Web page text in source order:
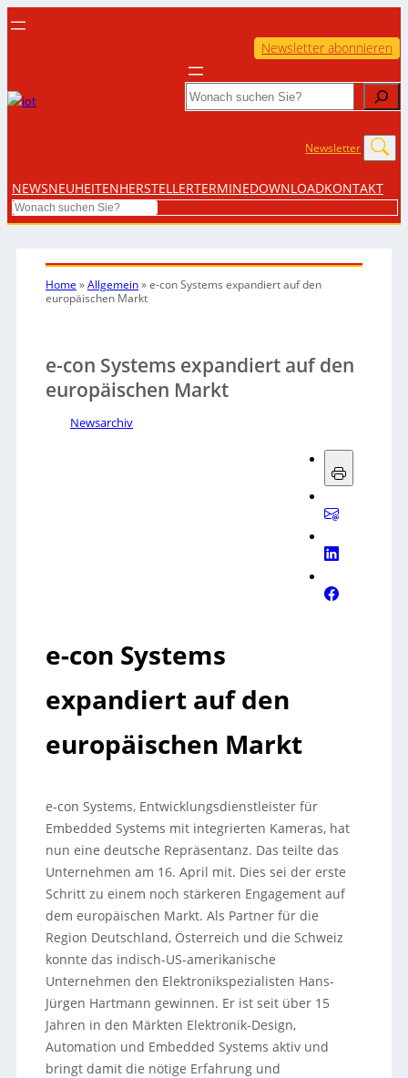
Newsletter abonnieren
Search
Newsletter
NEWSNEUHEITENHERSTELLERTERMINEDOWNLOADKONTAKT
Search
Home »Allgemein»e-con Systems expandiert auf den
europäischen Markt
e-con Systems expandiert auf den
europäischen Markt
Newsarchiv
e-con Systems
expandiert auf den
europäischen Markt
e-con Systems, Entwicklungsdienstleister für
Embedded Systems mit integrierten Kameras, hat
nun eine deutsche Repräsentanz. Das teilte das
Unternehmen am 16. April mit. Dies sei der erste
Schritt zu einem noch stärkeren Engagement auf
dem europäischen Markt. Als Partner für die
Region Deutschland, Österreich und die Schweiz
konnte das indisch-US-amerikanische
Unternehmen den Elektronikspezialisten Hans-
Jürgen Hartmann gewinnen. Er ist seit über 15
Jahren in den Märkten Elektronik-Design,
Automation und Embedded Systems aktiv und
bringt damit die nötige Erfahrung und